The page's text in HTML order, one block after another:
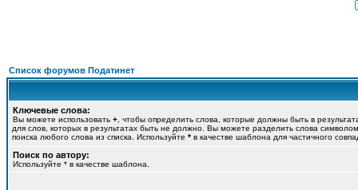
Список форумов Податинет
Ключевые слова:
Вы можете использовать + , чтобы определить слова, которые должны быть в
для слов, которых в результатах быть не должно. Вы можете разделить слова
поиска любого слова из списка. Используйте * в качестве шаблона для частичного
Поиск по автору:
Используйте * в качестве шаблона.